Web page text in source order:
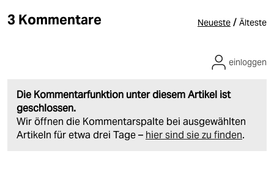
3 Kommentare Neueste / Älteste
Die Kommentarfunktion unter diesem Artikel ist
geschlossen.
Wir öffnen die Kommentarspalte bei ausgewählten
Artikeln für etwa drei Tage – hier sind sie zu finden.
einloggen